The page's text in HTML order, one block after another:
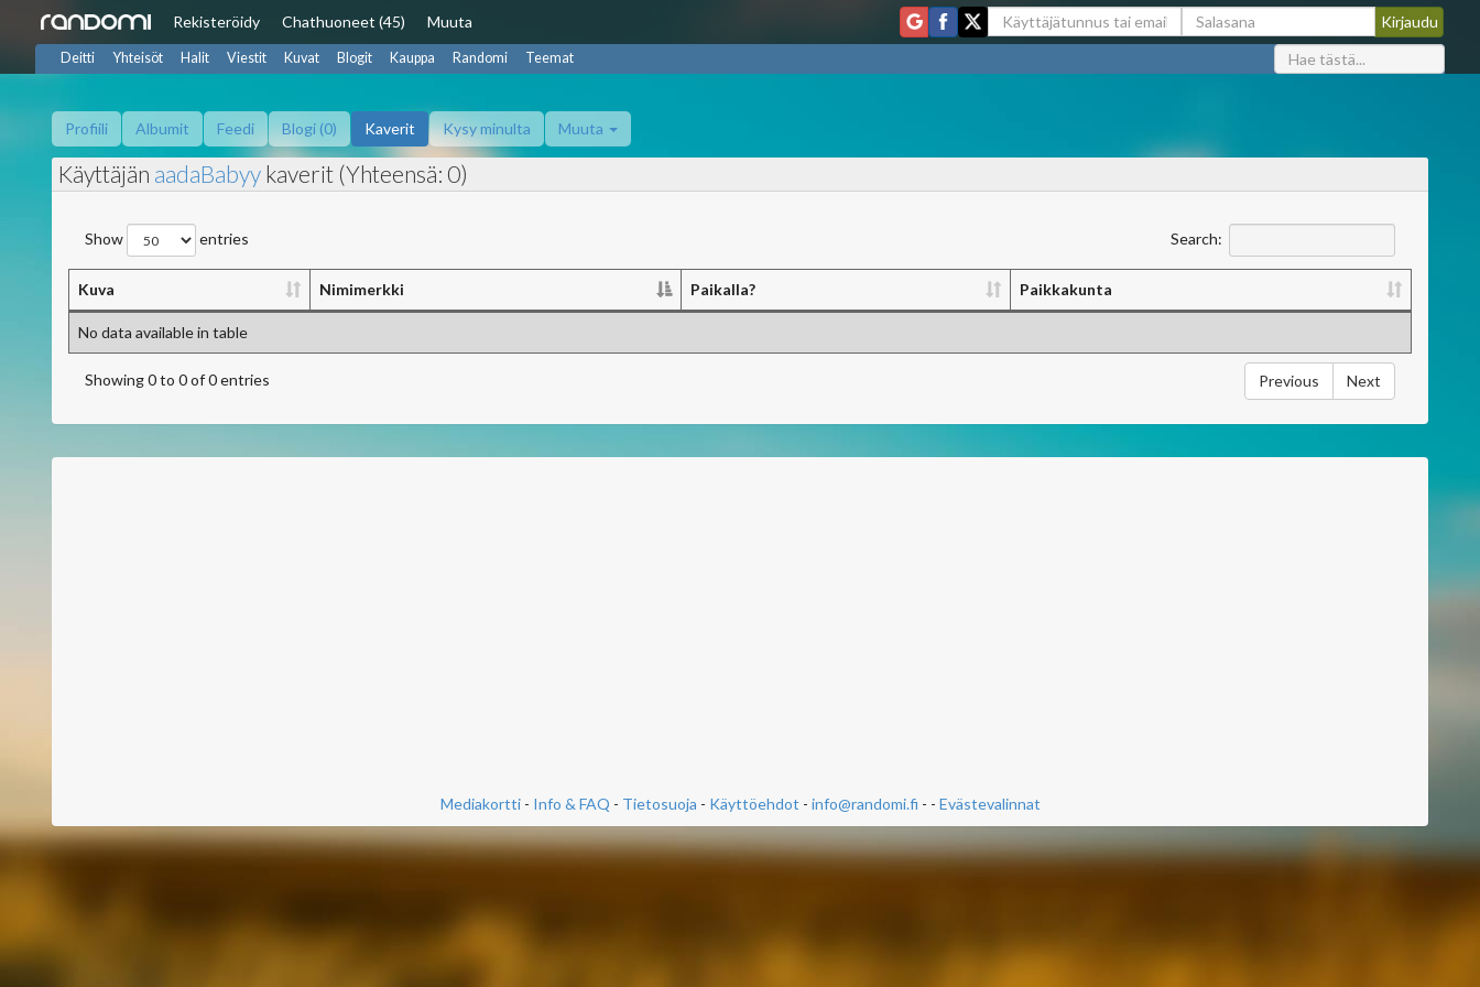
Rekisteröidy Chathuoneet (45) Muuta
Deitti Yhteisöt Halit Viestit Kuvat Blogit Kauppa Randomi Teemat
Profiili Albumit Feedi Blogi (0) Kaverit Kysy minulta Muuta
Käyttäjän aadaBabyy kaverit (Yhteensä: 0)
Show entries Search:
Kuva Nimimerkki Paikalla? Paikkakunta
No data available in table
Showing 0 to 0 of 0 entries Previous Next
Mediakortti- Info & FAQ - Tietosuoja - Käyttöehdot - info@randomi.fi - - Evästevalinnat